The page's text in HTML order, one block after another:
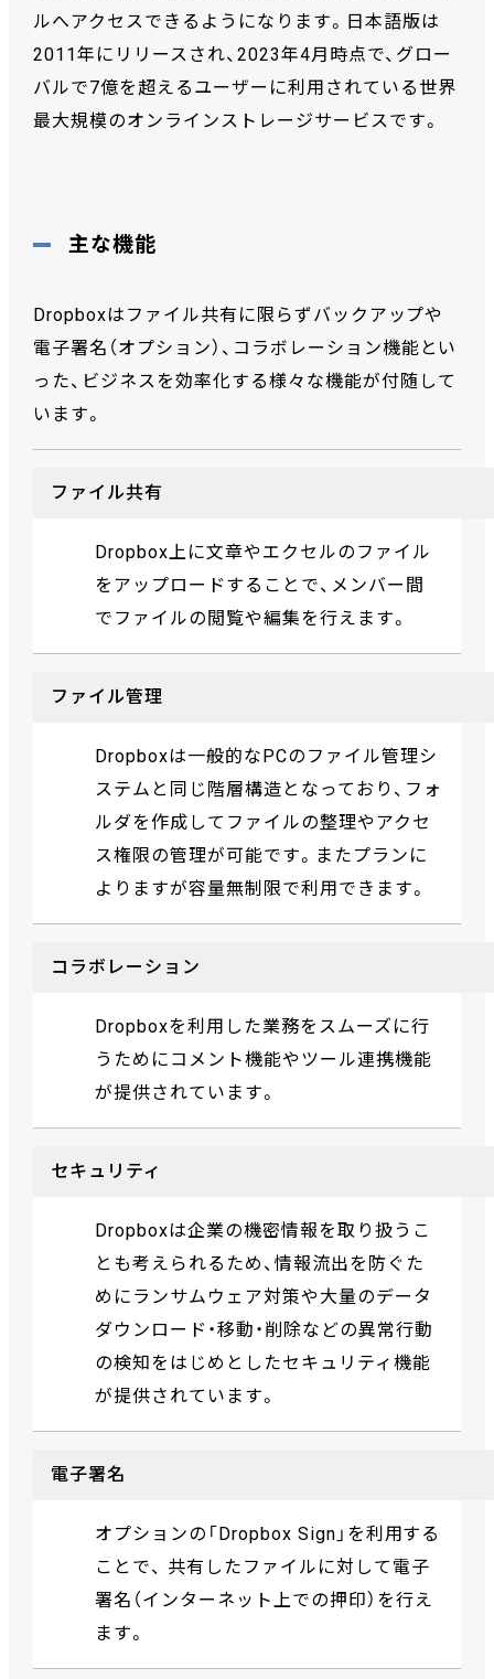
ルへアクセスできるようになります。日本語版は
2011年にリリースされ、2023年4月時点で、グロー
バルで7億を超えるユーザーに利用されている世界
最大規模のオンラインストレージサービスです。
主な機能
Dropboxはファイル共有に限らずバックアップや
電子署名（オプション）、コラボレーション機能とい
った、ビジネスを効率化する様々な機能が付随して
います。
ファイル共有
Dropbox上に文章やエクセルのファイル
をアップロードすることで、メンバー間
でファイルの閲覧や編集を行えます。
ファイル管理
Dropboxは一般的なPCのファイル管理シ
ステムと同じ階層構造となっており、フォ
ルダを作成してファイルの整理やアクセ
ス権限の管理が可能です。またプランに
よりますが容量無制限で利用できます。
コラボレーション
Dropboxを利用した業務をスムーズに行
うためにコメント機能やツール連携機能
が提供されています。
セキュリティ
Dropboxは企業の機密情報を取り扱うこ
とも考えられるため、情報流出を防ぐた
めにランサムウェア対策や大量のデータ
ダウンロード・移動・削除などの異常行動
の検知をはじめとしたセキュリティ機能
が提供されています。
電子署名
オプションの「Dropbox Sign」を利用する
ことで、 共有したファイルに対して電子
署名（インターネット上での押印）を行え
ます。